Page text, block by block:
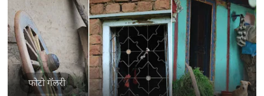
फोटो गॅलरी